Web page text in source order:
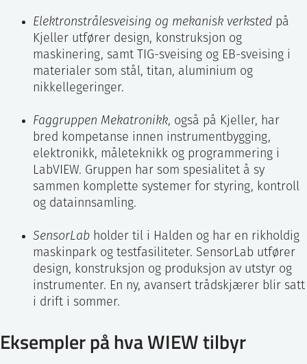
Elektronstrålesveising og mekanisk verksted på
Kjeller utfører design, konstruksjon og
maskinering, samt TIG-sveising og EB-sveising i
materialer som stål, titan, aluminium og
nikkellegeringer.
Faggruppen Mekatronikk, også på Kjeller, har
bred kompetanse innen instrumentbygging,
elektronikk, måleteknikk og programmering i
LabVIEW. Gruppen har som spesialitet å sy
sammen komplette systemer for styring, kontroll
og datainnsamling.
SensorLab holder til i Halden og har en rikholdig
maskinpark og testfasiliteter. SensorLab utfører
design, konstruksjon og produksjon av utstyr og
instrumenter. En ny, avansert trådskjærer blir satt
i drift i sommer.
Eksempler på hva WIEW tilbyr